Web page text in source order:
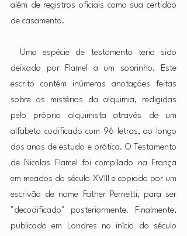
além de registros oficiais como sua certidão
de casamento.
Uma espécie de testamento teria sido
deixado por Flamel a um sobrinho. Este
escrito contém inúmeras anotações feitas
sobre os mistérios da alquimia, redigidas
pelo próprio alquimista através de um
alfabeto codificado com 96 letras, ao longo
dos anos de estudo e prática. O Testamento
de Nicolas Flamel foi compilado na França
em meados do século XVIII e copiado por um
escrivão de nome Father Pernetti, para ser
"decodificado" posteriormente. Finalmente,
publicado em Londres no início do século